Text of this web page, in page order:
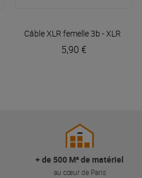
mâle 3b 3m EasyPlugger
Câble XLR femelle 3b - XLR
5,90 €
+ de 500 M² de matériel
au cœur de Paris